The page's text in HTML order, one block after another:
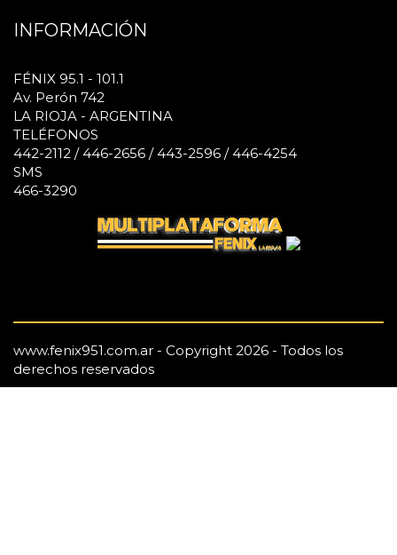
INFORMACIÓN
FÉNIX 95.1 - 101.1
Av. Perón 742
LA RIOJA - ARGENTINA
TELÉFONOS
442-2112 / 446-2656 / 443-2596 / 446-4254
SMS
466-3290
www.fenix951.com.ar - Copyright 2026 - Todos los
derechos reservados